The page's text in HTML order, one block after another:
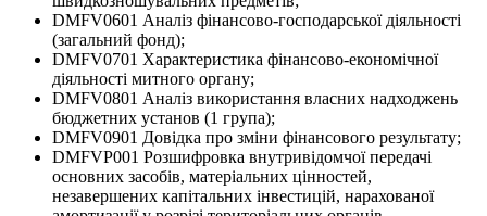
DMFV0601 Аналіз фінансово-господарської діяльності
(загальний фонд);
DMFV0701 Характеристика фінансово-економічної
діяльності митного органу;
DMFV0801 Аналіз використання власних надходжень
бюджетних установ (1 група);
DMFV0901 Довідка про зміни фінансового результату;
DMFVP001 Розшифровка внутривідомчої передачі
основних засобів, матеріальних цінностей,
незавершених капітальних інвестицій, нарахованої